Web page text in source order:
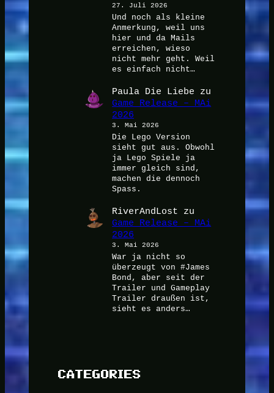
27. Juli 2026
Und noch als kleine
Anmerkung, weil uns
hier und da Mails
erreichen, wieso
nicht mehr geht. Weil
es einfach nicht…
Paula Die Liebe zu
Game Release – MAi
2026
3. Mai 2026
Die Lego Version
sieht gut aus. Obwohl
ja Lego Spiele ja
immer gleich sind,
machen die dennoch
Spass.
RiverAndLost zu
Game Release – MAi
2026
3. Mai 2026
War ja nicht so
überzeugt von #James
Bond, aber seit der
Trailer und Gameplay
Trailer draußen ist,
sieht es anders…
CATEGORIES